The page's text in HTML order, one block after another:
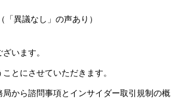
（「異議なし」の声あり）
います。
とにさせていただきます。
局から諮問事項とインサイダー取引規制の概